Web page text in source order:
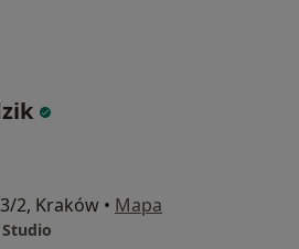
2, Kraków • Mapa